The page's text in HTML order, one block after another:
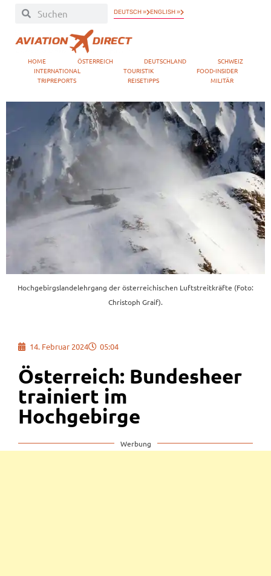
DEUTSCH » ENGLISH »
HOME ÖSTERREICH DEUTSCHLAND
SCHWEIZ
INTERNATIONAL
TOURISTIK
FOOD-INSIDER
TRIPREPORTS
REISETIPPS MILITÄR
Hochgebirgslandelehrgang der österreichischen Luftstreitkräfte (Foto:
Christoph Graif).
14. Februar 2024 05:04
Österreich: Bundesheer
trainiert im
Hochgebirge
Werbung